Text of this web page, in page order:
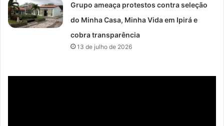
Grupo ameaça protestos contra seleção
do Minha Casa, Minha Vida em Ipirá e
cobra transparência
13 de julho de 2026